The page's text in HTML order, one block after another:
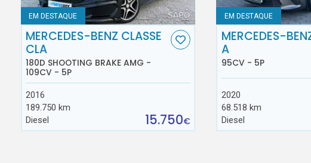
EM DESTAQUE
MERCEDES-BENZ CLASSE
CLA
180D SHOOTING BRAKE AMG -
109CV - 5P
2016
189.750 km
Diesel
15.750€
EM DESTAQUE
MERCEDES-
A
95CV - 5P
2020
68.518 km
Diesel